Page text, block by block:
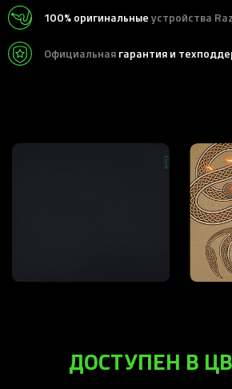
100% оригинальные устройства
Официальная гарантия и
ДОСТУПЕН В